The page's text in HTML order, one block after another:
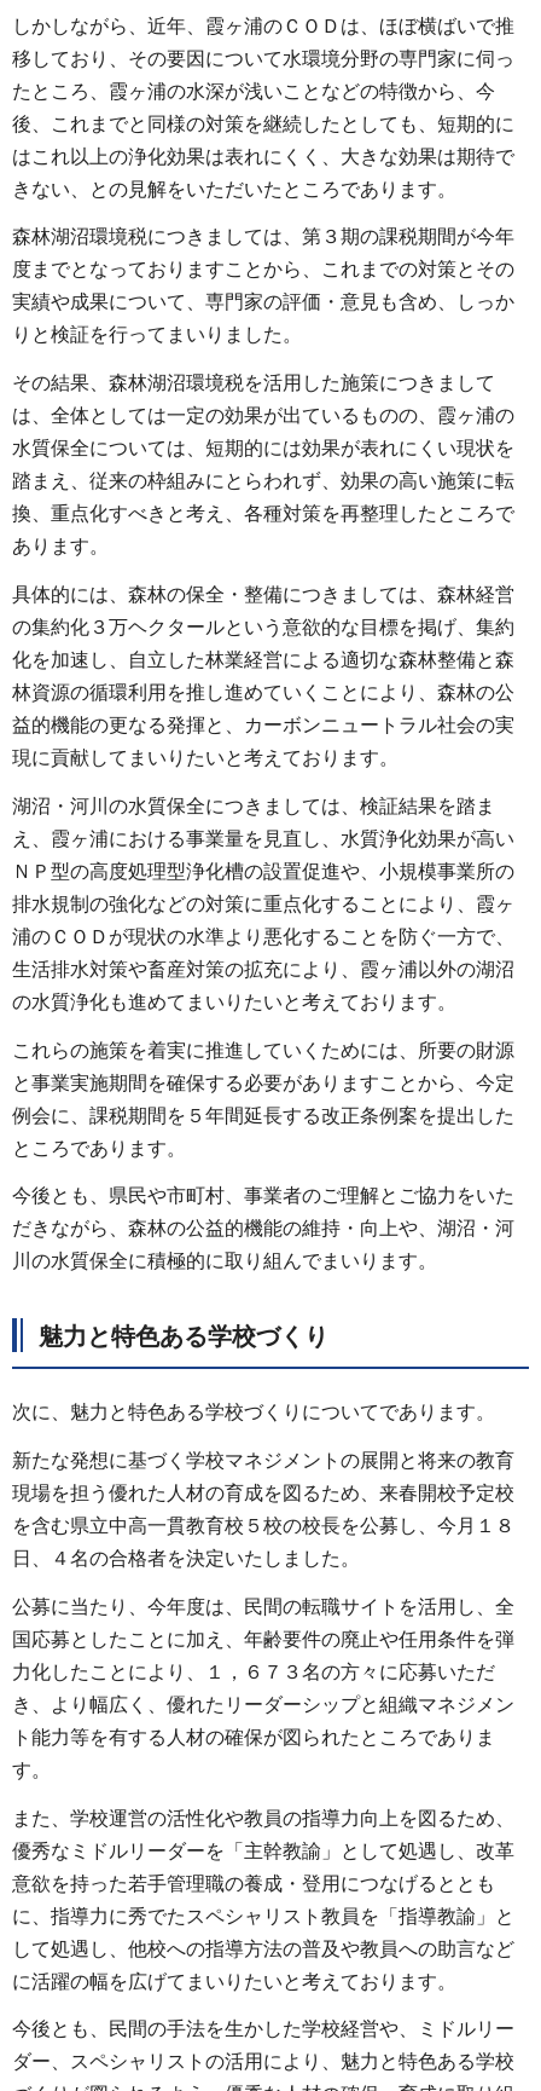
しかしながら、近年、霞ヶ浦のＣＯＤは、ほぼ横ばいで推
移しており、その要因について水環境分野の専門家に伺っ
たところ、霞ヶ浦の水深が浅いことなどの特徴から、今
後、これまでと同様の対策を継続したとしても、短期的に
はこれ以上の浄化効果は表れにくく、大きな効果は期待で
きない、との見解をいただいたところであります。
森林湖沼環境税につきましては、第３期の課税期間が今年
度までとなっておりますことから、これまでの対策とその
実績や成果について、専門家の評価・意見も含め、しっか
りと検証を行ってまいりました。
その結果、森林湖沼環境税を活用した施策につきまして
は、全体としては一定の効果が出ているものの、霞ヶ浦の
水質保全については、短期的には効果が表れにくい現状を
踏まえ、従来の枠組みにとらわれず、効果の高い施策に転
換、重点化すべきと考え、各種対策を再整理したところで
あります。
具体的には、森林の保全・整備につきましては、森林経営
の集約化３万ヘクタールという意欲的な目標を掲げ、集約
化を加速し、自立した林業経営による適切な森林整備と森
林資源の循環利用を推し進めていくことにより、森林の公
益的機能の更なる発揮と、カーボンニュートラル社会の実
現に貢献してまいりたいと考えております。
湖沼・河川の水質保全につきましては、検証結果を踏ま
え、霞ヶ浦における事業量を見直し、水質浄化効果が高い
ＮＰ型の高度処理型浄化槽の設置促進や、小規模事業所の
排水規制の強化などの対策に重点化することにより、霞ヶ
浦のＣＯＤが現状の水準より悪化することを防ぐ一方で、
生活排水対策や畜産対策の拡充により、霞ヶ浦以外の湖沼
の水質浄化も進めてまいりたいと考えております。
これらの施策を着実に推進していくためには、所要の財源
と事業実施期間を確保する必要がありますことから、今定
例会に、課税期間を５年間延長する改正条例案を提出した
ところであります。
今後とも、県民や市町村、事業者のご理解とご協力をいた
だきながら、森林の公益的機能の維持・向上や、湖沼・河
川の水質保全に積極的に取り組んでまいります。
魅力と特色ある学校づくり
次に、魅力と特色ある学校づくりについてであります。
新たな発想に基づく学校マネジメントの展開と将来の教育
現場を担う優れた人材の育成を図るため、来春開校予定校
を含む県立中高一貫教育校５校の校長を公募し、今月１８
日、４名の合格者を決定いたしました。
公募に当たり、今年度は、民間の転職サイトを活用し、全
国応募としたことに加え、年齢要件の廃止や任用条件を弾
力化したことにより、１，６７３名の方々に応募いただ
き、より幅広く、優れたリーダーシップと組織マネジメン
ト能力等を有する人材の確保が図られたところでありま
す。
また、学校運営の活性化や教員の指導力向上を図るため、
優秀なミドルリーダーを「主幹教諭」として処遇し、改革
意欲を持った若手管理職の養成・登用につなげるととも
に、指導力に秀でたスペシャリスト教員を「指導教諭」と
して処遇し、他校への指導方法の普及や教員への助言など
に活躍の幅を広げてまいりたいと考えております。
今後とも、民間の手法を生かした学校経営や、ミドルリー
ダー、スペシャリストの活用により、魅力と特色ある学校